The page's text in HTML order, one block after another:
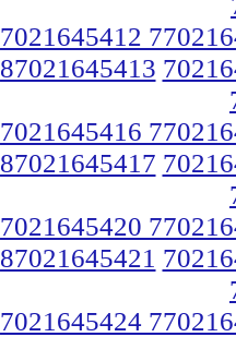
7021645412
87021645413
7021645416
87021645417
7021645420
87021645421
7021645424